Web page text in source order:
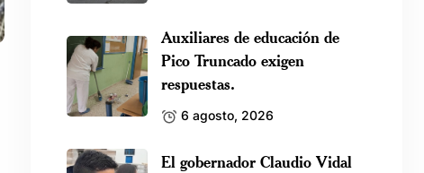
Auxiliares de educación de
Pico Truncado exigen
respuestas.
6 agosto, 2026
El gobernador Claudio Vidal